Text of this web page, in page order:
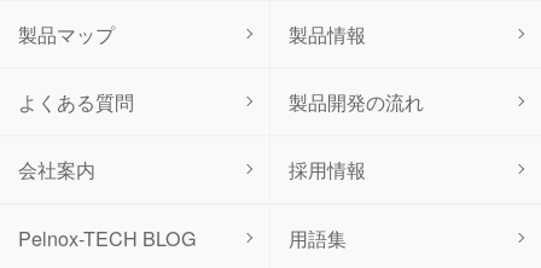
Pelnox-TECH BLOG 用語集
製品マップ 製品情報
よくある質問 製品開発の流れ
会社案内 採用情報